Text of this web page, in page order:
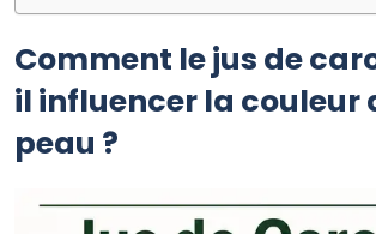
Comment le jus de
il influencer la couleur
peau ?